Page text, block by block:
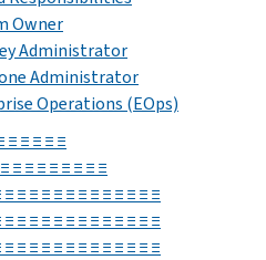
Owner
Administrator
Administrator
Operations (EOps)
≡ ≡ ≡ ≡ ≡
≡ ≡ ≡ ≡ ≡ ≡ ≡ ≡
≡ ≡ ≡ ≡ ≡ ≡ ≡ ≡ ≡ ≡ ≡ ≡ ≡
≡ ≡ ≡ ≡ ≡ ≡ ≡ ≡ ≡ ≡ ≡ ≡ ≡
≡ ≡ ≡ ≡ ≡ ≡ ≡ ≡ ≡ ≡ ≡ ≡ ≡